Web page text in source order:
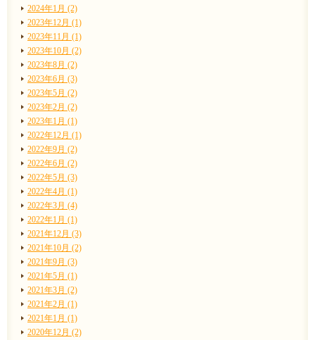
2024年1月 (2)
2023年12月 (1)
2023年11月 (1)
2023年10月 (2)
2023年8月 (2)
2023年6月 (3)
2023年5月 (2)
2023年2月 (2)
2023年1月 (1)
2022年12月 (1)
2022年9月 (2)
2022年6月 (2)
2022年5月 (3)
2022年4月 (1)
2022年3月 (4)
2022年1月 (1)
2021年12月 (3)
2021年10月 (2)
2021年9月 (3)
2021年5月 (1)
2021年3月 (2)
2021年2月 (1)
2021年1月 (1)
2020年12月 (2)